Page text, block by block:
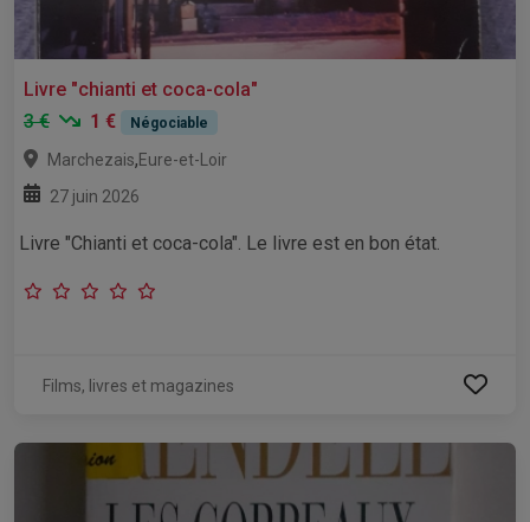
Livre "chianti et coca-cola"
3 €
1 € Négociable
Marchezais,Eure-et-Loir
27 juin 2026
Livre "Chianti et coca-cola". Le livre est en bon état.
Films, livres et magazines